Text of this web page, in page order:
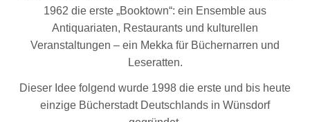
1962 die erste „Booktown“: ein Ensemble aus
Antiquariaten, Restaurants und kulturellen
Veranstaltungen – ein Mekka für Büchernarren und
Leseratten.
Dieser Idee folgend wurde 1998 die erste und bis heute
einzige Bücherstadt Deutschlands in Wünsdorf